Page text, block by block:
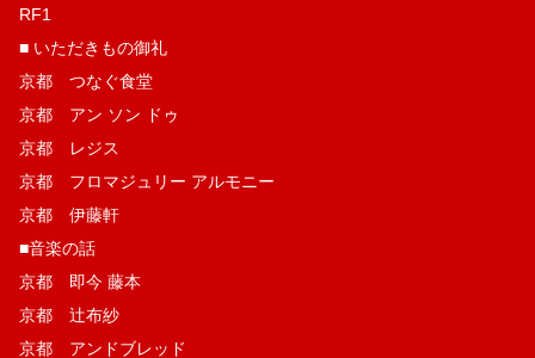
RF1
■ いただきもの御礼
京都 つなぐ食堂
京都 アン ソン ドゥ
京都 レジス
京都 フロマジュリー アルモニー
京都 伊藤軒
■音楽の話
京都 即今 藤本
京都 辻布紗
京都 アンドブレッド